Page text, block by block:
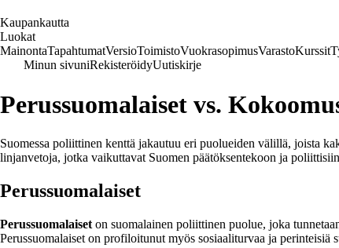
Kaupankautta
Luokat
MainontaTapahtumatVersioToimistoVuokrasopimusVarastoKurssit
Minun sivuniRekisteröidyUutiskirje
Perussuomalaiset vs.
Suomessa poliittinen kenttä jakautuu eri puolueiden välillä, joista
linjanvetoja, jotka vaikuttavat Suomen päätöksentekoon ja
Perussuomalaiset
Perussuomalaiset on suomalainen poliittinen puolue, joka
Perussuomalaiset on profiloitunut myös sosiaaliturvaa ja